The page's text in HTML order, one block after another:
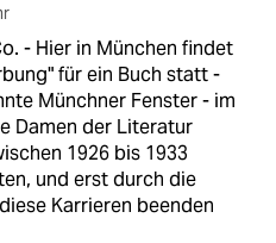
- Hier in München findet
für ein Buch statt -
Münchner Fenster - im
Damen der Literatur
1926 bis 1933
und erst durch die
Karrieren beenden